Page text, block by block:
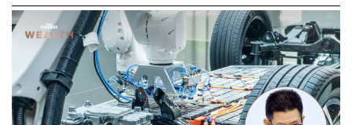
ABOUT THE AUTHOR
ปวริศ อำนวยพรไพศาล
Content Creator สำนักข่าว THE
STANDARD WEALTH